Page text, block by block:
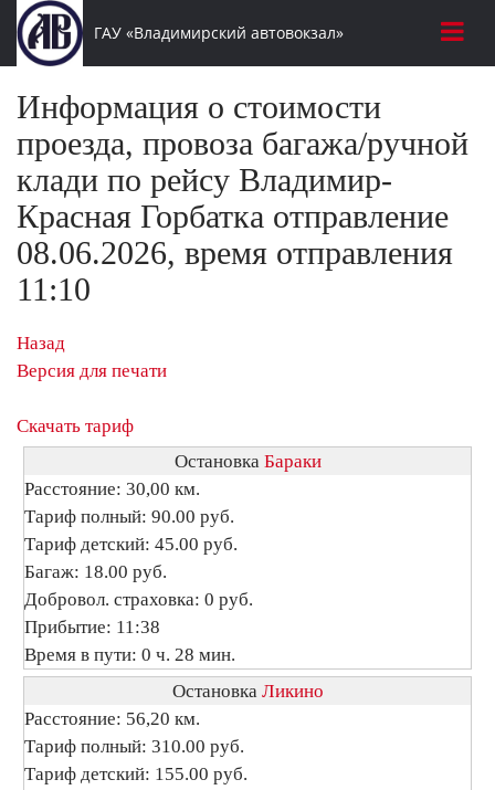
ГАУ «Владимирский автовокзал»
Информация о стоимости
проезда, провоза багажа/ручной
клади по рейсу Владимир-
Красная Горбатка отправление
08.06.2026, время отправления
11:10
Назад
Версия для печати
Скачать тариф
Остановка Бараки
Расстояние: 30,00 км.
Тариф полный: 90.00 руб.
Тариф детский: 45.00 руб.
Багаж: 18.00 руб.
Добровол. страховка: 0 руб.
Прибытие: 11:38
Время в пути: 0 ч. 28 мин.
Остановка Ликино
Расстояние: 56,20 км.
Тариф полный: 310.00 руб.
Тариф детский: 155.00 руб.